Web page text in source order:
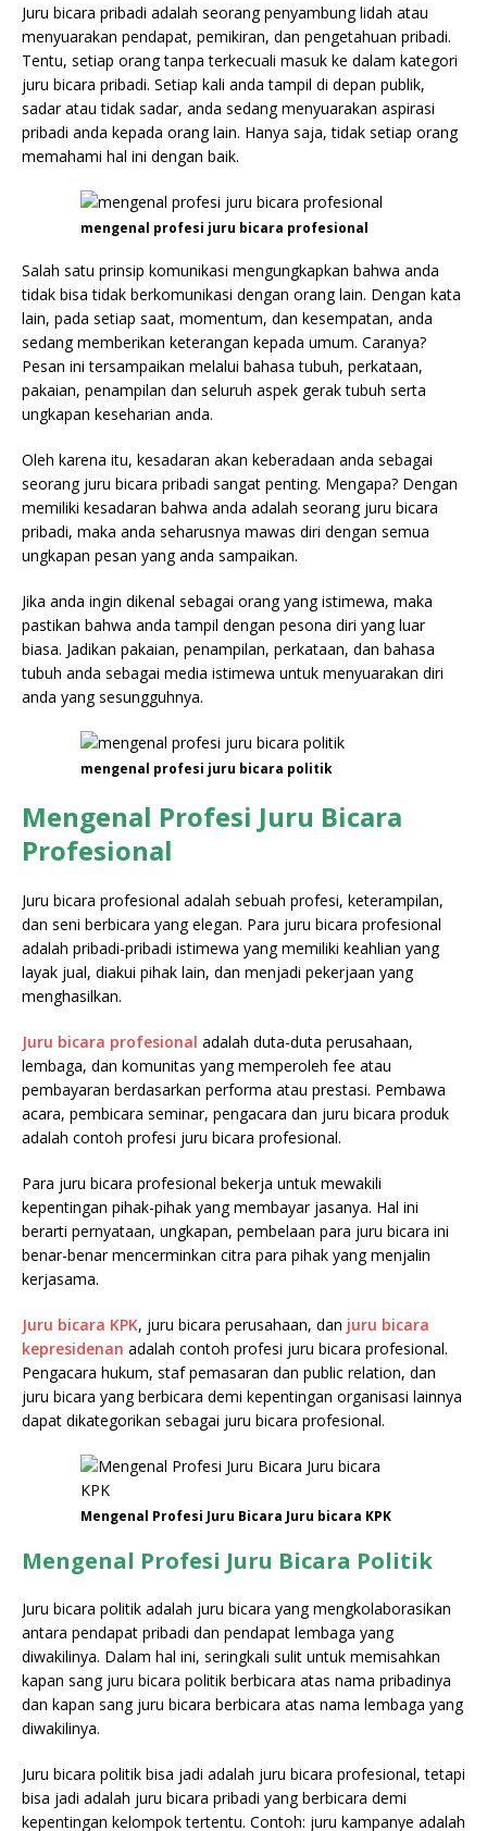
Juru bicara pribadi adalah seorang penyambung lidah atau
menyuarakan pendapat, pemikiran, dan pengetahuan pribadi.
Tentu, setiap orang tanpa terkecuali masuk ke dalam kategori
juru bicara pribadi. Setiap kali anda tampil di depan publik,
sadar atau tidak sadar, anda sedang menyuarakan aspirasi
pribadi anda kepada orang lain. Hanya saja, tidak setiap orang
memahami hal ini dengan baik.
mengenal profesi juru bicara profesional
Salah satu prinsip komunikasi mengungkapkan bahwa anda
tidak bisa tidak berkomunikasi dengan orang lain. Dengan kata
lain, pada setiap saat, momentum, dan kesempatan, anda
sedang memberikan keterangan kepada umum. Caranya?
Pesan ini tersampaikan melalui bahasa tubuh, perkataan,
pakaian, penampilan dan seluruh aspek gerak tubuh serta
ungkapan keseharian anda.
Oleh karena itu, kesadaran akan keberadaan anda sebagai
seorang juru bicara pribadi sangat penting. Mengapa? Dengan
memiliki kesadaran bahwa anda adalah seorang juru bicara
pribadi, maka anda seharusnya mawas diri dengan semua
ungkapan pesan yang anda sampaikan.
Jika anda ingin dikenal sebagai orang yang istimewa, maka
pastikan bahwa anda tampil dengan pesona diri yang luar
biasa. Jadikan pakaian, penampilan, perkataan, dan bahasa
tubuh anda sebagai media istimewa untuk menyuarakan diri
anda yang sesungguhnya.
mengenal profesi juru bicara politik
Mengenal Profesi Juru Bicara
Profesional
Juru bicara profesional adalah sebuah profesi, keterampilan,
dan seni berbicara yang elegan. Para juru bicara profesional
adalah pribadi-pribadi istimewa yang memiliki keahlian yang
layak jual, diakui pihak lain, dan menjadi pekerjaan yang
menghasilkan.
Juru bicara profesional adalah duta-duta perusahaan,
lembaga, dan komunitas yang memperoleh fee atau
pembayaran berdasarkan performa atau prestasi. Pembawa
acara, pembicara seminar, pengacara dan juru bicara produk
adalah contoh profesi juru bicara profesional.
Para juru bicara profesional bekerja untuk mewakili
kepentingan pihak-pihak yang membayar jasanya. Hal ini
berarti pernyataan, ungkapan, pembelaan para juru bicara ini
benar-benar mencerminkan citra para pihak yang menjalin
kerjasama.
Juru bicara KPK, juru bicara perusahaan, dan juru bicara
kepresidenan adalah contoh profesi juru bicara profesional.
Pengacara hukum, staf pemasaran dan public relation, dan
juru bicara yang berbicara demi kepentingan organisasi lainnya
dapat dikategorikan sebagai juru bicara profesional.
Mengenal Profesi Juru Bicara Juru bicara KPK
Mengenal Profesi Juru Bicara Politik
Juru bicara politik adalah juru bicara yang mengkolaborasikan
antara pendapat pribadi dan pendapat lembaga yang
diwakilinya. Dalam hal ini, seringkali sulit untuk memisahkan
kapan sang juru bicara politik berbicara atas nama pribadinya
dan kapan sang juru bicara berbicara atas nama lembaga yang
diwakilinya.
Juru bicara politik bisa jadi adalah juru bicara profesional, tetapi
bisa jadi adalah juru bicara pribadi yang berbicara demi
kepentingan kelompok tertentu. Contoh: juru kampanye adalah